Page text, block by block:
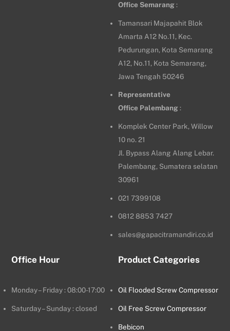
Office Semarang:
Tamansari Majapahit Blok
Amarta A12 No.11, Kec.
Pedurungan, Kota Semarang
A12, No.11, Kota Semarang,
Jawa Tengah 50246
Representative
Office Palembang:
Komplek Center Park, Willow
10 no. 21
Jl. Bypass Alang Alang Lebar.
Palembang, Sumatera selatan
30961
021 7399108
0812 8853 7427
sales@gapacitramandiri.co.id
Office Hour
Monday – Friday : 08:00-17:00
Saturday – Sunday : closed
Product Categories
Oil Flooded Screw Compressor
Oil Free Screw Compressor
Bebicon